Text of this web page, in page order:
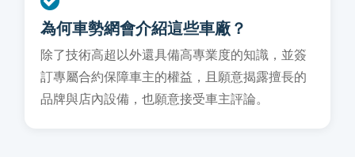
為何車勢網會介紹這些車廠？
除了技術高超以外還具備高專業度的知識，並簽
訂專屬合約保障車主的權益，且願意揭露擅長的
品牌與店內設備，也願意接受車主評論。